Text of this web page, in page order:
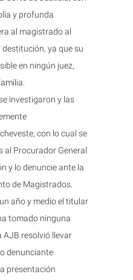
y profunda
al magistrado al
ya que su
en ningún juez,
investigaron y las
con lo cual se
al Procurador General
y lo denuncie ante la
de Magistrados.
año y medio el titular
tomado ninguna
AJB resolvió llevar
denunciante
presentación